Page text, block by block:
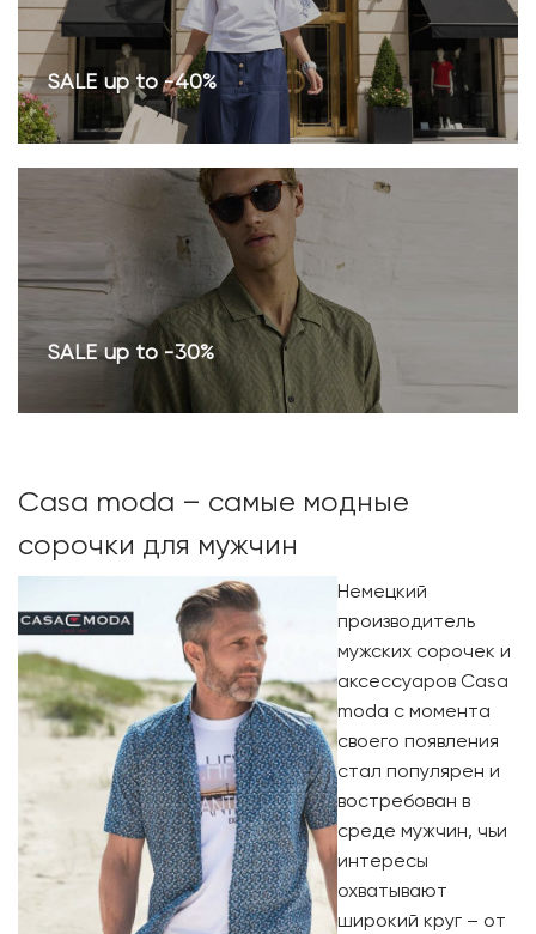
SALE up to -40%
SALE up to -30%
Casa moda – самые модные
сорочки для мужчин
Немецкий
производитель
мужских сорочек и
аксессуаров Casa
moda с момента
своего появления
стал популярен и
востребован в
среде мужчин, чьи
интересы
охватывают
широкий круг – от